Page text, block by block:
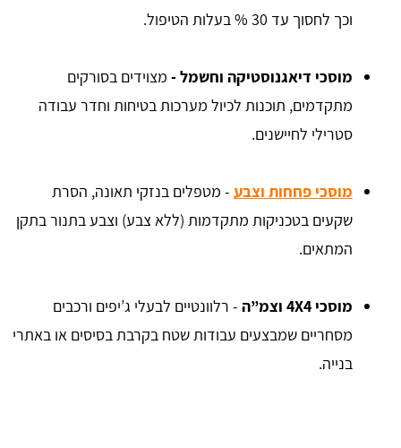
וכך לחסוך עד 30 % בעלות הטיפול.
מוסכי דיאגנוסטיקה וחשמל - מצוידים בסורקים
מתקדמים, תוכנות לכיול מערכות בטיחות וחדר עבודה
סטרילי לחיישנים.
מוסכי פחחות וצבע - מטפלים בנזקי תאונה, הסרת
שקעים בטכניקות מתקדמות (ללא צבע) וצבע בתנור בתקן
המתאים.
מוסכי 4X4 וצמ”ה
- רלוונטיים לבעלי ג’יפים ורכבים
מסחריים שמבצעים עבודות שטח בקרבת בסיסים או באתרי
בנייה.